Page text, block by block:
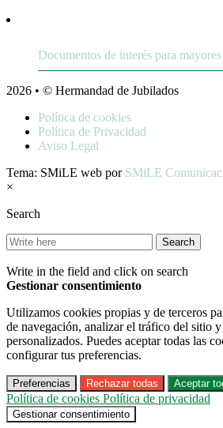
Documentos de interés para mayores
2026 • © Hermandad de Jubilados
Política de cookies
Política de Privacidad
Aviso Legal
Tema: SMiLE web por SMiLE
×
Search
Write in the field and click on search
Gestionar consentimiento
Utilizamos cookies propias y de terceros
de navegación, analizar el tráfico del sitio
personalizados. Puedes aceptar todas las
configurar tus preferencias.
Preferencias Rechazar todas Aceptar
Política de cookies Política de privacidad
Gestionar consentimiento